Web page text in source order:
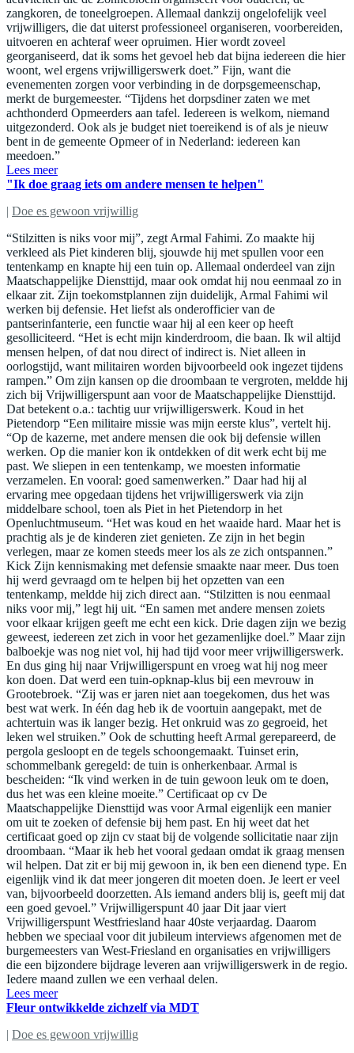
zangkoren, de toneelgroepen. Allemaal dankzij ongelofelijk veel
vrijwilligers, die dat uiterst professioneel organiseren, voorbereiden,
uitvoeren en achteraf weer opruimen. Hier wordt zoveel
georganiseerd, dat ik soms het gevoel heb dat bijna iedereen die hier
woont, wel ergens vrijwilligerswerk doet.” Fijn, want die
evenementen zorgen voor verbinding in de dorpsgemeenschap,
merkt de burgemeester. “Tijdens het dorpsdiner zaten we met
achthonderd Opmeerders aan tafel. Iedereen is welkom, niemand
uitgezonderd. Ook als je budget niet toereikend is of als je nieuw
bent in de gemeente Opmeer of in Nederland: iedereen kan
meedoen.”
Lees meer
"Ik doe graag iets om andere mensen te helpen"
| Doe es gewoon vrijwillig
“Stilzitten is niks voor mij”, zegt Armal Fahimi. Zo maakte hij
verkleed als Piet kinderen blij, sjouwde hij met spullen voor een
tentenkamp en knapte hij een tuin op. Allemaal onderdeel van zijn
Maatschappelijke Diensttijd, maar ook omdat hij nou eenmaal zo in
elkaar zit. Zijn toekomstplannen zijn duidelijk, Armal Fahimi wil
werken bij defensie. Het liefst als onderofficier van de
pantserinfanterie, een functie waar hij al een keer op heeft
gesolliciteerd. “Het is echt mijn kinderdroom, die baan. Ik wil altijd
mensen helpen, of dat nou direct of indirect is. Niet alleen in
oorlogstijd, want militairen worden bijvoorbeeld ook ingezet tijdens
rampen.” Om zijn kansen op die droombaan te vergroten, meldde hij
zich bij Vrijwilligerspunt aan voor de Maatschappelijke Diensttijd.
Dat betekent o.a.: tachtig uur vrijwilligerswerk. Koud in het
Pietendorp “Een militaire missie was mijn eerste klus”, vertelt hij.
“Op de kazerne, met andere mensen die ook bij defensie willen
werken. Op die manier kon ik ontdekken of dit werk echt bij me
past. We sliepen in een tentenkamp, we moesten informatie
verzamelen. En vooral: goed samenwerken.” Daar had hij al
ervaring mee opgedaan tijdens het vrijwilligerswerk via zijn
middelbare school, toen als Piet in het Pietendorp in het
Openluchtmuseum. “Het was koud en het waaide hard. Maar het is
prachtig als je de kinderen ziet genieten. Ze zijn in het begin
verlegen, maar ze komen steeds meer los als ze zich ontspannen.”
Kick Zijn kennismaking met defensie smaakte naar meer. Dus toen
hij werd gevraagd om te helpen bij het opzetten van een
tentenkamp, meldde hij zich direct aan. “Stilzitten is nou eenmaal
niks voor mij,” legt hij uit. “En samen met andere mensen zoiets
voor elkaar krijgen geeft me echt een kick. Drie dagen zijn we bezig
geweest, iedereen zet zich in voor het gezamenlijke doel.” Maar zijn
balboekje was nog niet vol, hij had tijd voor meer vrijwilligerswerk.
En dus ging hij naar Vrijwilligerspunt en vroeg wat hij nog meer
kon doen. Dat werd een tuin-opknap-klus bij een mevrouw in
Grootebroek. “Zij was er jaren niet aan toegekomen, dus het was
best wat werk. In één dag heb ik de voortuin aangepakt, met de
achtertuin was ik langer bezig. Het onkruid was zo gegroeid, het
leken wel struiken.” Ook de schutting heeft Armal gerepareerd, de
pergola gesloopt en de tegels schoongemaakt. Tuinset erin,
schommelbank geregeld: de tuin is onherkenbaar. Armal is
bescheiden: “Ik vind werken in de tuin gewoon leuk om te doen,
dus het was een kleine moeite.” Certificaat op cv De
Maatschappelijke Diensttijd was voor Armal eigenlijk een manier
om uit te zoeken of defensie bij hem past. En hij weet dat het
certificaat goed op zijn cv staat bij de volgende sollicitatie naar zijn
droombaan. “Maar ik heb het vooral gedaan omdat ik graag mensen
wil helpen. Dat zit er bij mij gewoon in, ik ben een dienend type. En
eigenlijk vind ik dat meer jongeren dit moeten doen. Je leert er veel
van, bijvoorbeeld doorzetten. Als iemand anders blij is, geeft mij dat
een goed gevoel.” Vrijwilligerspunt 40 jaar Dit jaar viert
Vrijwilligerspunt Westfriesland haar 40ste verjaardag. Daarom
hebben we speciaal voor dit jubileum interviews afgenomen met de
burgemeesters van West-Friesland en organisaties en vrijwilligers
die een bijzondere bijdrage leveren aan vrijwilligerswerk in de regio.
Iedere maand zullen we een verhaal delen.
Lees meer
Fleur ontwikkelde zichzelf via MDT
| Doe es gewoon vrijwillig